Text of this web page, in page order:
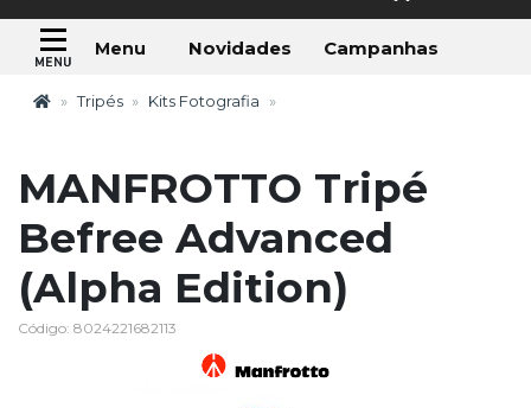
Menu Novidades Campanhas
Tripés Kits Fotografia
MANFROTTO Tripé
Befree Advanced
(Alpha Edition)
Código: 8024221682113